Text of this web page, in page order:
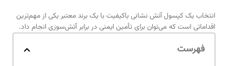
انتخاب یک کپسول آتش نشانی باکیفیت با یک برند معتبر یکی از مهم‌ترین
اقداماتی است که می‌توان برای تأمین ایمنی در برابر آتش‌سوزی انجام داد.
فهرست